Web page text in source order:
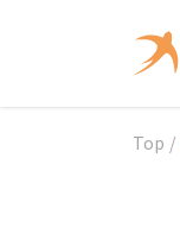
Top /